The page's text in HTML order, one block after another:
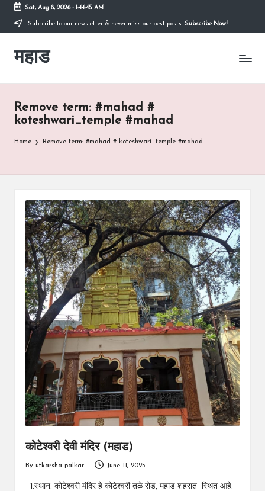
Skip
content
Sat, Aug 8, 2026- 1:44:45 AM
Subscribe to our newsletter & never miss our best posts. Subscribe Now!
महाड
कोकणातील
रायगड
च्या
महाड
Remove term: #mahad #
koteshwari_temple #mahad
Home Remove term: #mahad # koteshwari_temple #mahad
कोटेश्वरी देवी मंदिर (महाड)
by
By utkarsha palkar June 11, 2025
1.स्थान: कोटेश्वरी मंदिर हे कोटेश्वरी तळे रोड, महाड शहरात स्थित आहे.